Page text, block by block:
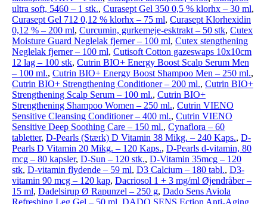
ultra soft, 5460 – 1 stk., Curasept Gel 350 0,5 % klorhx – 30 ml,
Curasept Gel 712 0,12 % klorhx – 75 ml, Curasept Klorhexidin
0,12 % – 200 ml, Curcumin, gurkemeje-esktrakt – 50 stk, Cutex
Moisture Guard Neglelak fjerner – 100 ml, Cutex stengthening
Neglelak fjerner – 100 ml, Cutisoft Cotton gazeswaps 10x10cm
12 lag – 100 stk, Cutrin BIO+ Energy Boost Scalp Serum Men
– 100 ml., Cutrin BIO+ Energy Boost Shampoo Men – 250 ml.,
Cutrin BIO+ Strengthening Conditioner – 200 ml., Cutrin BIO+
Strengthening Scalp Serum – 100 ml., Cutrin BIO+
Strengthening Shampoo Women – 250 ml., Cutrin VIENO
Sensitive Cleansing Conditioner – 400 ml., Cutrin VIENO
Sensitive Deep Soothing Care – 150 ml., Cynaflora – 60
tabletter, D-Pearls (Stærk) D Vitamin 38 Mikg. – 240 Kaps., D-
Pearls D Vitamin 20 Mikg. – 120 Kaps., D-Pearls d-vitamin, 80
mcg – 80 kapsler, D-Sun – 120 stk., D-Vitamin 35mcg – 120
stk, D-vitamin flydende – 59 ml, D3 Calcium – 180 tabl., D3-
vitamin 90 mcg – 120 kap, Dacriosol 1 + 3 mg/ml Øjendråber –
15 ml, Dadelsirup Ø Rapunzel – 250 g, Dado Sens Aviola
Refreshing Leg Gel – 50 ml, DADO SENS Ection Anti-Aging